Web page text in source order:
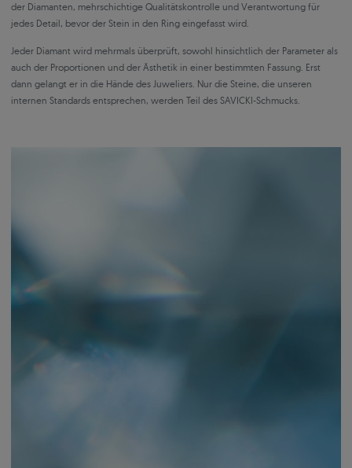
der Diamanten, mehrschichtige Qualitätskontrolle und Verantwortung für
jedes Detail, bevor der Stein in den Ring eingefasst wird.
Jeder Diamant wird mehrmals überprüft, sowohl hinsichtlich der Parameter als
auch der Proportionen und der Ästhetik in einer bestimmten Fassung. Erst
dann gelangt er in die Hände des Juweliers. Nur die Steine, die unseren
internen Standards entsprechen, werden Teil des SAVICKI-Schmucks.